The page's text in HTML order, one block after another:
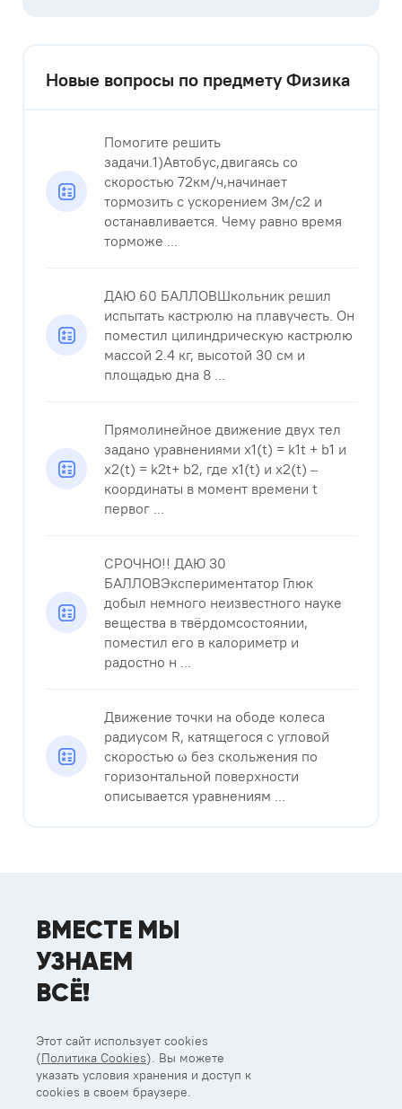
Новые вопросы по предмету Физика
Помогите решить
задачи.1)Автобус,двигаясь со
скоростью 72км/ч,начинает
тормозить с ускорением 3м/с2 и
останавливается. Чему равно время
торможе ...
ДАЮ 60 БАЛЛОВШкольник решил
испытать кастрюлю на плавучесть. Он
поместил цилиндрическую кастрюлю
массой 2.4 кг, высотой 30 см и
площадью дна 8 ...
Прямолинейное движение двух тел
задано уравнениями x1(t) = k1t + b1 и
x2(t) = k2t+ b2, где x1(t) и x2(t) –
координаты в момент времени t
первог ...
СРОЧНО!! ДАЮ 30
БАЛЛОВЭкспериментатор Глюк
добыл немного неизвестного науке
вещества в твёрдомсостоянии,
поместил его в калориметр и
радостно н ...
Движение точки на ободе колеса
радиусом R, катящегося с угловой
скоростью ω без скольжения по
горизонтальной поверхности
описывается уравнениям ...
ВМЕСТЕ МЫ
УЗНАЕМ
ВСЁ!
Этот сайт использует cookies
(Политика Cookies). Вы можете
указать условия хранения и доступ к
cookies в своем браузере.